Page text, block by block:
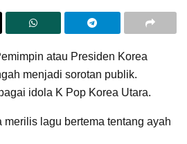
atau Presiden Korea
menjadi sorotan publik.
idola K Pop Korea Utara.
merilis lagu bertema tentang ayah